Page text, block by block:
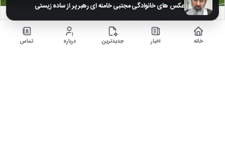
پنالتی از دست رفته رابرت لواندوفسکی مقابل اتلتیکو
عکس های خانوادگی مجتبی خامنه ای رهبر پر از ساده زیستی
خانه اخبار جدیدترین درباره تماس